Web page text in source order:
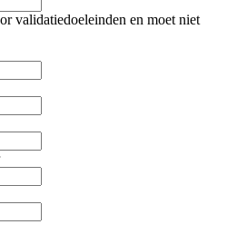
validatiedoeleinden en moet niet